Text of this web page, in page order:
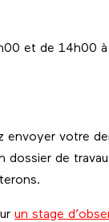
et de 14h00
envoyer votre
dossier de
un stage